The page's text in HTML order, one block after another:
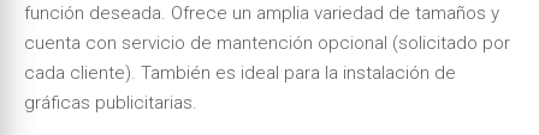
función deseada. Ofrece un amplia variedad de tamaños y
cuenta con servicio de mantención opcional (solicitado por
cada cliente). También es ideal para la instalación de
gráficas publicitarias.